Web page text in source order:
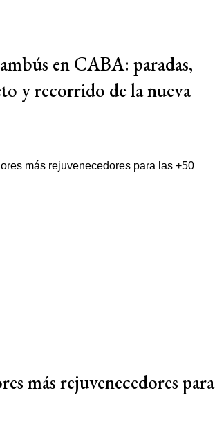
en CABA: paradas,
y recorrido de la nueva
más rejuvenecedores para